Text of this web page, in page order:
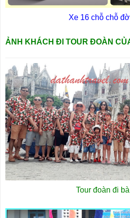
Xe 16 chỗ chỗ
ẢNH KHÁCH ĐI TOUR ĐOÀN
Tour đoàn đi